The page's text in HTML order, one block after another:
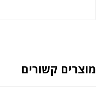
מוצרים קשורים